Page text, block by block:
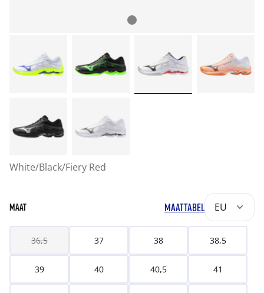
White/Black/Fiery Red
MAAT MAATTABEL EU
36,5 37 38 38,5
39 40 40,5 41